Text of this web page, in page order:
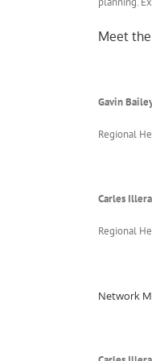
Meet
Gavin
Regional
Carles Illera
Regional
Network